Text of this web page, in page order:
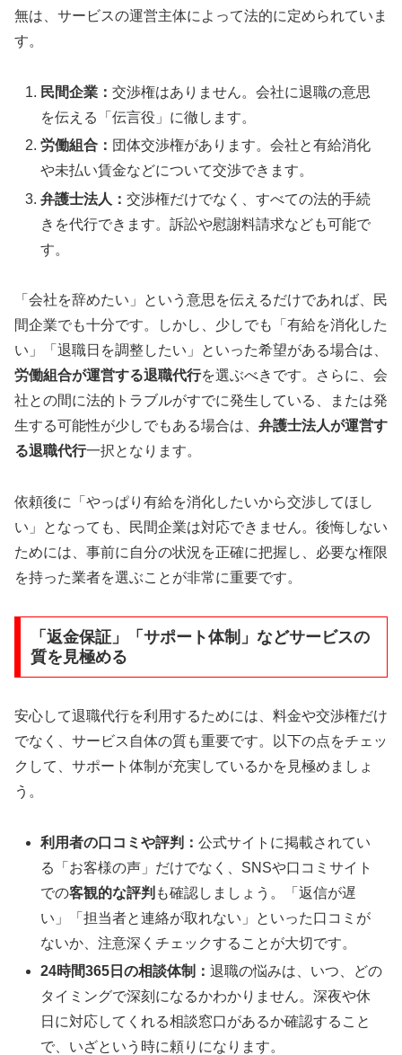
無は、サービスの運営主体によって法的に定められていま
す。
民間企業：交渉権はありません。会社に退職の意思
を伝える「伝言役」に徹します。
労働組合： 団体交渉権があります。会社と有給消化
や未払い賃金などについて交渉できます。
弁護士法人：交渉権だけでなく、すべての法的手続
きを代行できます。訴訟や慰謝料請求なども可能で
す。
「会社を辞めたい」という意思を伝えるだけであれば、民
間企業でも十分です。しかし、少しでも「有給を消化した
い」「退職日を調整したい」といった希望がある場合は、
労働組合が運営する退職代行を選ぶべきです。さらに、会
社との間に法的トラブルがすでに発生している、または発
生する可能性が少しでもある場合は、 弁護士法人が運営す
る退職代行一択となります。
依頼後に「やっぱり有給を消化したいから交渉してほし
い」となっても、民間企業は対応できません。後悔しない
ためには、事前に自分の状況を正確に把握し、必要な権限
を持った業者を選ぶことが非常に重要です。
「返金保証」「サポート体制」などサービスの
質を見極める
安心して退職代行を利用するためには、料金や交渉権だけ
でなく、サービス自体の質も重要です。以下の点をチェッ
クして、サポート体制が充実しているかを見極めましょ
う。
利用者の口コミや評判：公式サイトに掲載されてい
る「お客様の声」だけでなく、SNSや口コミサイト
での客観的な評判 も確認しましょう。「返信が遅
い」「担当者と連絡が取れない」といった口コミが
ないか、注意深くチェックすることが大切です。
24時間365日の相談体制：退職の悩みは、いつ、どの
タイミングで深刻になるかわかりません。深夜や休
日に対応してくれる相談窓口があるか確認すること
で、いざという時に頼りになります。